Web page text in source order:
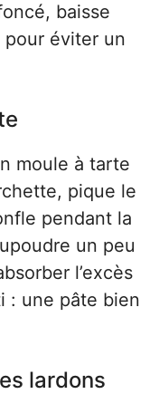
baisse
éviter un
moule à tarte
pique le
pendant la
un peu
l’excès
: une pâte bien
lardons